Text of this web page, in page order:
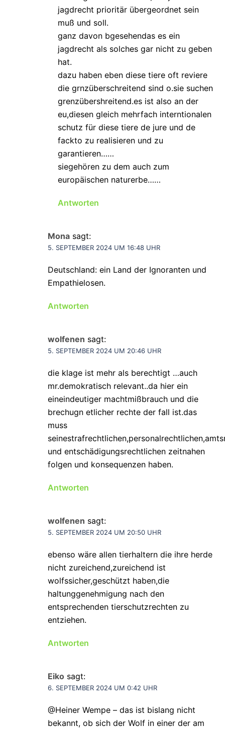
jagdrecht prioritär übergeordnet sein
muß und soll.
ganz davon bgesehendas es ein
jagdrecht als solches gar nicht zu geben
hat.
dazu haben eben diese tiere oft reviere
die grnzüberschreitend sind o.sie suchen
grenzübershreitend.es ist also an der
eu,diesen gleich mehrfach interntionalen
schutz für diese tiere de jure und de
fackto zu realisieren und zu
garantieren……
siegehören zu dem auch zum
europäischen naturerbe……
Antworten
Mona sagt:
5. SEPTEMBER 2024 UM 16:48 UHR
Deutschland: ein Land der Ignoranten und
Empathielosen.
Antworten
wolfenen sagt:
5. SEPTEMBER 2024 UM 20:46 UHR
die klage ist mehr als berechtigt …auch
mr.demokratisch relevant..da hier ein
eineindeutiger machtmißbrauch und die
brechugn etlicher rechte der fall ist.das
muss
und entschädigungsrechtlichen zeitnahen
folgen und konsequenzen haben.
Antworten
wolfenen sagt:
5. SEPTEMBER 2024 UM 20:50 UHR
ebenso wäre allen tierhaltern die ihre herde
nicht zureichend,zureichend ist
wolfssicher,geschützt haben,die
haltunggenehmigung nach den
entsprechenden tierschutzrechten zu
entziehen.
Antworten
Eiko sagt:
6. SEPTEMBER 2024 UM 0:42 UHR
@Heiner Wempe – das ist bislang nicht
bekannt, ob sich der Wolf in einer der am